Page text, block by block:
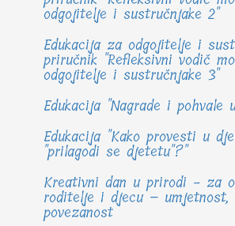
odgojitelje i sustručnjake 2"
Edukacija za odgojitelje i
priručnik "Refleksivni vodič
odgojitelje i sustručnjake 3"
Edukacija "Nagrade i pohvale
Edukacija "Kako provesti u
"prilagodi se djetetu"?"
Kreativni dan u prirodi - za
roditelje i djecu –
povezanost